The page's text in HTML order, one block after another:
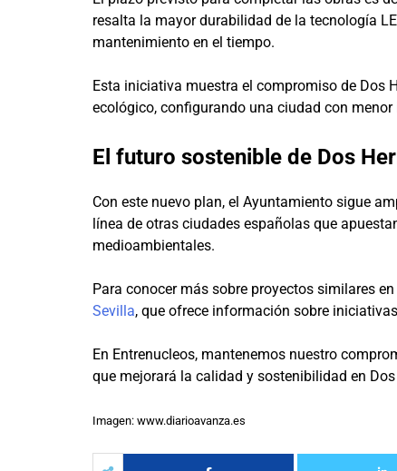
resalta la mayor durabilidad de la tecnología
mantenimiento en el tiempo.
Esta iniciativa muestra el compromiso de Dos
ecológico, configurando una ciudad con
El futuro sostenible de Dos
Con este nuevo plan, el Ayuntamiento sigue
línea de otras ciudades españolas que
medioambientales.
Para conocer más sobre proyectos similares
Sevilla, que ofrece información sobre
En Entrenucleos, mantenemos nuestro
que mejorará la calidad y sostenibilidad en
Imagen: www.diarioavanza.es